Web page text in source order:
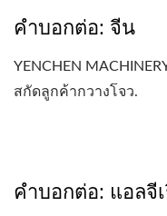
คำบอกต่อ: จีน
YENCHEN
สกัดลูกค้ากวางโจว.
คำบอกต่อ: แอลจี